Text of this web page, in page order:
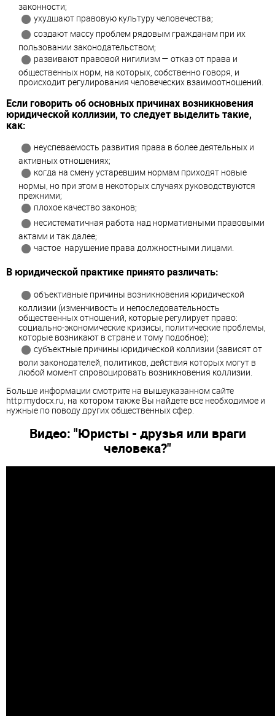
законности;
ухудшают правовую культуру человечества;
создают массу проблем рядовым гражданам при их
пользовании законодательством;
развивают правовой нигилизм — отказ от права и
общественных норм, на которых, собственно говоря, и
происходит регулирования человеческих взаимоотношений.
Если говорить об основных причинах возникновения
юридической коллизии, то следует выделить такие,
как:
неуспеваемость развития права в более деятельных и
активных отношениях;
когда на смену устаревшим нормам приходят новые
нормы, но при этом в некоторых случаях руководствуются
прежними;
плохое качество законов;
несистематичная работа над нормативными правовыми
актами и так далее;
частое нарушение права должностными лицами.
В юридической практике принято различать:
объективные причины возникновения юридической
коллизии (изменчивость и непоследовательность
общественных отношений, которые регулирует право:
социально-экономические кризисы, политические проблемы,
которые возникают в стране и тому подобное);
субъектные причины юридической коллизии (зависят от
воли законодателей, политиков, действия которых могут в
любой момент спровоцировать возникновения коллизии.
Больше информации смотрите на вышеуказанном сайте
http:mydocx.ru, на котором также Вы найдете все необходимое и
нужные по поводу других общественных сфер.
Видео: "Юристы - друзья или враги
человека?"